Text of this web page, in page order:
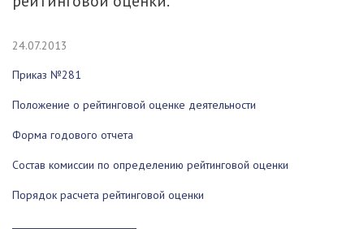
24.07.2013
Приказ №281
Положение о рейтинговой оценке деятельности
Форма годового отчета
Состав комиссии по определению рейтинговой оценки
Порядок расчета рейтинговой оценки